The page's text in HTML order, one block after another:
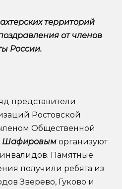
территорий
от членов
России.
представители
Ростовской
Общественной
Шафировым организуют
Памятные
получили ребята из
Зверево, Гуково и